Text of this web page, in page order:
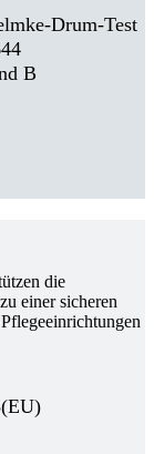
Drum-Test
B
die
einer sicheren